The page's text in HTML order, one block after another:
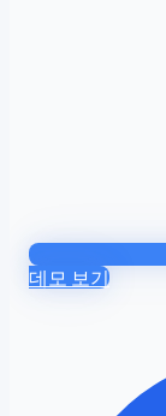
데모 보기